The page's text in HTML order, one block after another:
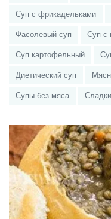
Суп с фрикадельками
Фасолевый суп Суп с
Суп картофельный
Диетический суп
Супы без мяса